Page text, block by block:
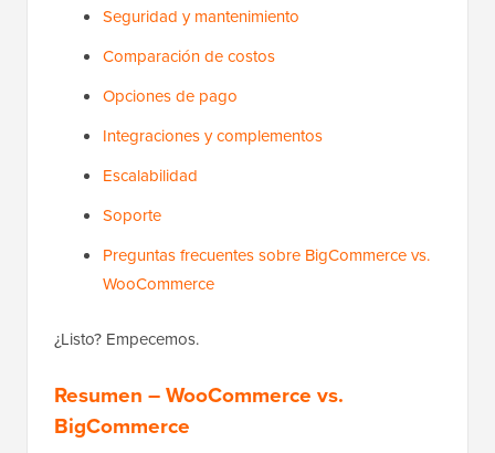
Seguridad y mantenimiento
Comparación de costos
Opciones de pago
Integraciones y complementos
Escalabilidad
Soporte
Preguntas frecuentes sobre BigCommerce vs.
WooCommerce
¿Listo? Empecemos.
Resumen – WooCommerce vs.
BigCommerce